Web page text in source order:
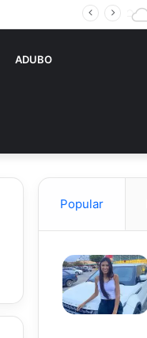
ADUBO
Popular